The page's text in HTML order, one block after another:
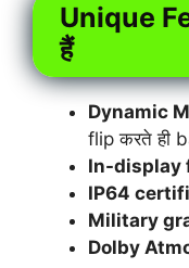
Unique
हैं
Dynamic
flip करते ही
In-display
IP64
Military
Dolby